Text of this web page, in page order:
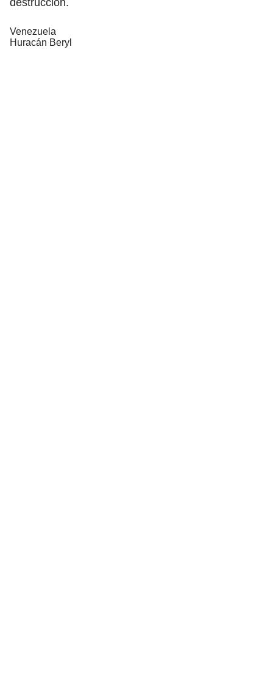
Venezuela
Huracán Beryl